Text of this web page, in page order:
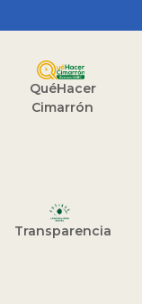
QuéHacer
Cimarrón
Transparencia